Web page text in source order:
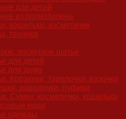
для детей
из полиэтилена
кошельки, косметички
техника
лоскутное шитье
для детей
для дома
Корзинки, тарелочки, вазочки
наволочки, пуфики
Сумки, косметички, кошельки
идеи
одежды